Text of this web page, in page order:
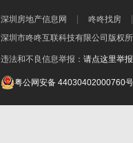
深圳房地产信息网 咚咚找房
深圳市咚咚互联科技有限公司 版权
违法和不良信息举报： 请点这里举报
粤公网安备 44030402000760号